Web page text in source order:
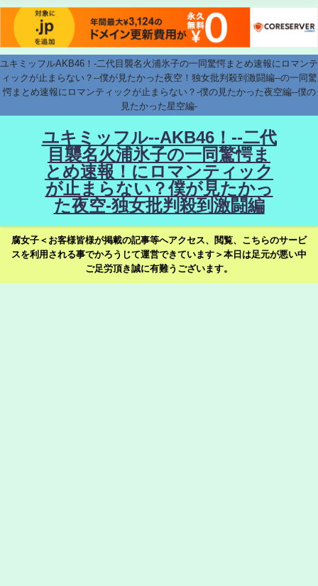
ユキミッフルAKB46！-二代目襲名火浦氷子の一同驚愕まとめ速報にロマンテ
ィックが止まらない？--僕が見たかった夜空！独女批判殺到激闘編--の一同驚
愕まとめ速報にロマンティックが止まらない？-僕の見たかった夜空編--僕の
見たかった星空編-
ユキミッフル--AKB46！--二代
目襲名火浦氷子の一同驚愕ま
とめ速報！にロマンティック
が止まらない？僕が見たかっ
た夜空-独女批判殺到激闘編
腐女子＜お客様皆様が掲載の記事等へアクセス、閲覧、こちらのサービ
スを利用される事でかろうじて運営できています＞本日は足元が悪い中
ご足労頂き誠に有難うございます。